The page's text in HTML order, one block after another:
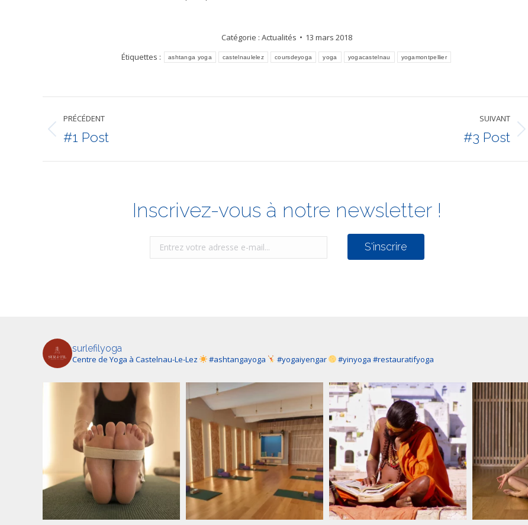
Catégorie : Actualités
13 mars 2018
Étiquettes :
ashtanga yoga castelnaulelez coursdeyoga yoga yogacastelnau yogamontpellier
Navigation
article
PRÉCÉDENT
Article
:
#1 Post
SUIVANT
:
#3 Post
Inscrivez-vous à notre newsletter !
surlefilyoga
Centre de Yoga à Castelnau-Le-Lez #ashtangayoga #yogaiyengar #yinyoga #restauratifyoga